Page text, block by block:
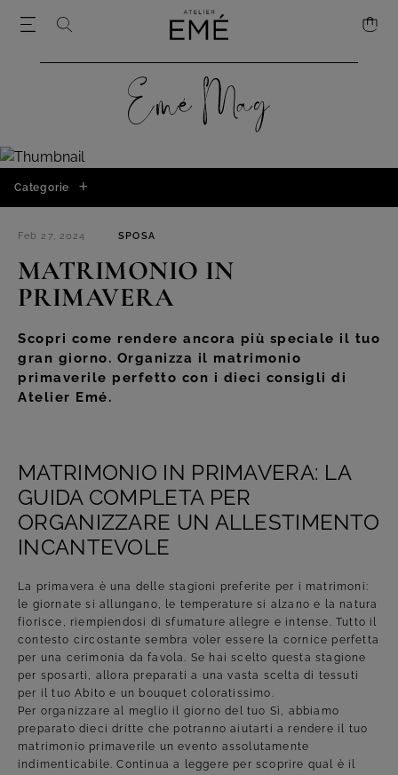
Categorie
Feb 27, 2024 SPOSA
MATRIMONIO IN
PRIMAVERA
Scopri come rendere ancora più speciale il tuo
gran giorno. Organizza il matrimonio
primaverile perfetto con i dieci consigli di
Atelier Emé.
MATRIMONIO IN PRIMAVERA: LA
GUIDA COMPLETA PER
ORGANIZZARE UN ALLESTIMENTO
INCANTEVOLE
La primavera è una delle stagioni preferite per i matrimoni:
le giornate si allungano, le temperature si alzano e la natura
fiorisce, riempiendosi di sfumature allegre e intense. Tutto il
contesto circostante sembra voler essere la cornice perfetta
per una cerimonia da favola. Se hai scelto questa stagione
per sposarti, allora preparati a una vasta scelta di tessuti
per il tuo Abito e un bouquet coloratissimo.
Per organizzare al meglio il giorno del tuo Sì, abbiamo
preparato dieci dritte che potranno aiutarti a rendere il tuo
matrimonio primaverile un evento assolutamente
indimenticabile. Continua a leggere per scoprire qual è il